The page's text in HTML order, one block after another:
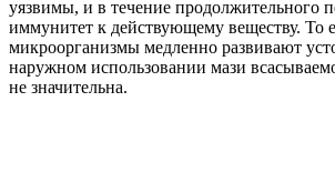
уязвимы, и в течение продолжительного
иммунитет к действующему веществу. То
микроорганизмы медленно развивают
наружном использовании мази
не значительна.